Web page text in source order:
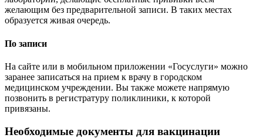
желающим без предварительной записи. В таких местах
образуется живая очередь.
По записи
На сайте или в мобильном приложении «Госуслуги» можно
заранее записаться на прием к врачу в городском
медицинском учреждении. Вы также можете напрямую
позвонить в регистратуру поликлиники, к которой
привязаны.
Необходимые документы для вакцинации